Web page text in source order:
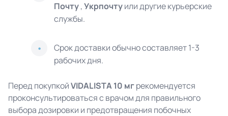
Почту,Укрпочтуили другие курьерские
службы.
Срок доставки обычно составляет 1-3
рабочих дня.
Перед покупкойVIDALISTA 10 мгрекомендуется
проконсультироваться с врачом для правильного
выбора дозировки и предотвращения побочных